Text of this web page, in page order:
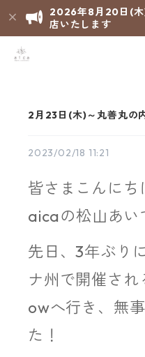
2026年8月20日(木
店いたします
2月23日(木)～丸善丸の
2023/02/18 11:21
皆さまこんにち
aicaの松山あい
先日、3年ぶり
ナ州で開催さ
owへ行き、無
た！